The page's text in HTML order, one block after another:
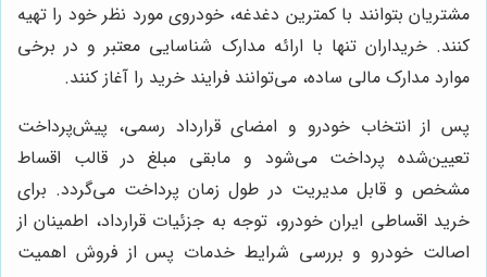
مشتریان بتوانند با کمترین دغدغه، خودروی مورد نظر خود را تهیه
کنند. خریداران تنها با ارائه مدارک شناسایی معتبر و در برخی
موارد مدارک مالی ساده، می‌توانند فرایند خرید را آغاز کنند.
پس از انتخاب خودرو و امضای قرارداد رسمی، پیش‌پرداخت
تعیین‌شده پرداخت می‌شود و مابقی مبلغ در قالب اقساط
مشخص و قابل مدیریت در طول زمان پرداخت می‌گردد. برای
خرید اقساطی ایران خودرو، توجه به جزئیات قرارداد، اطمینان از
اصالت خودرو و بررسی شرایط خدمات پس از فروش اهمیت